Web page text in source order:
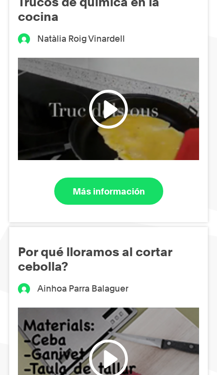
cocina
Natàlia Roig Vinardell
Más información
Por qué lloramos al cortar
cebolla?
Ainhoa Parra Balaguer